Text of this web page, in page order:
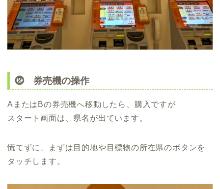
⓶ 券売機の操作
AまたはBの券売機へ移動したら、購入ですが
スタート画面は、県名が出ています。
慌てずに、まずは目的地や目標物の所在県のボタンを
タッチします。